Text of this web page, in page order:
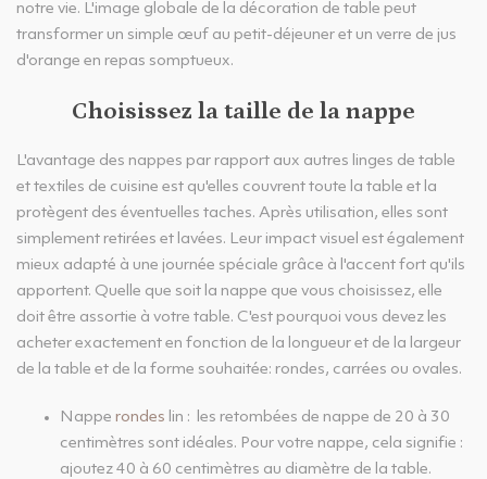
notre vie. L'image globale de la décoration de table peut
transformer un simple œuf au petit-déjeuner et un verre de jus
d'orange en repas somptueux.
Choisissez la taille de la nappe
L'avantage des nappes par rapport aux autres linges de table
et textiles de cuisine est qu'elles couvrent toute la table et la
protègent des éventuelles taches. Après utilisation, elles sont
simplement retirées et lavées. Leur impact visuel est également
mieux adapté à une journée spéciale grâce à l'accent fort qu'ils
apportent. Quelle que soit la nappe que vous choisissez, elle
doit être assortie à votre table. C'est pourquoi vous devez les
acheter exactement en fonction de la longueur et de la largeur
de la table et de la forme souhaitée: rondes, carrées ou ovales.
Nappe rondes lin : les retombées de nappe de 20 à 30
centimètres sont idéales. Pour votre nappe, cela signifie :
ajoutez 40 à 60 centimètres au diamètre de la table.